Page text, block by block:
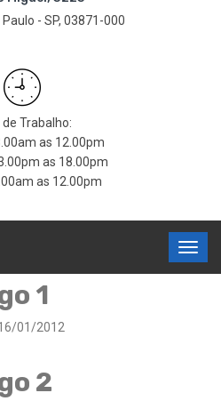
Paulo - SP, 03871-000
de Trabalho:
as 12.00pm
as 18.00pm
as 12.00pm
1
01/2012
2